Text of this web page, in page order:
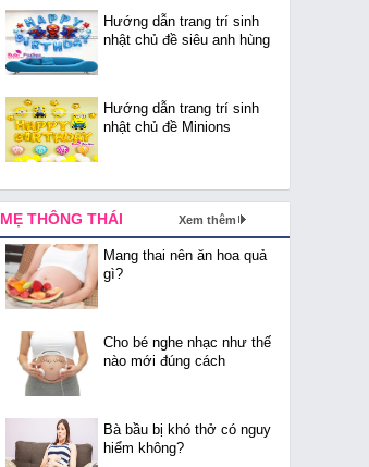
Hướng dẫn trang trí sinh
nhật chủ đề siêu anh hùng
Hướng dẫn trang trí sinh
nhật chủ đề Minions
MẸ THÔNG THÁI Xem thêm
Mang thai nên ăn hoa quả
gì?
Cho bé nghe nhạc như thế
nào mới đúng cách
Bà bầu bị khó thở có nguy
hiểm không?